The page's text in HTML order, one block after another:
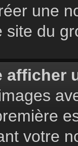
une
site du
afficher
votre